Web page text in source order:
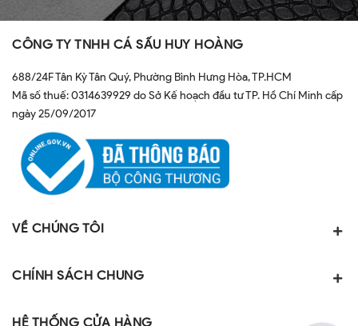
CÔNG TY TNHH CÁ SẤU HUY HOÀNG
688/24F Tân Kỳ Tân Quý, Phường Bình Hưng Hòa, TP.HCM
Mã số thuế: 0314639929 do Sở Kế hoạch đầu tư TP. Hồ Chí Minh cấp
ngày 25/09/2017
VỀ CHÚNG TÔI
CHÍNH SÁCH CHUNG
HỆ THỐNG CỬA HÀNG